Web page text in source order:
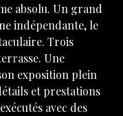
absolu. Un grand
indépendante, le
Trois
Une
exposition plein
et prestations
avec des